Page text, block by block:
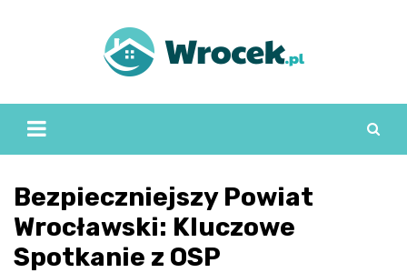
Bezpieczniejszy Powiat
Wrocławski: Kluczowe
Spotkanie z OSP